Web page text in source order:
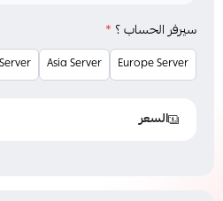
سيرفر الحساب ؟ *
Europe Server
Asia Server
السعر